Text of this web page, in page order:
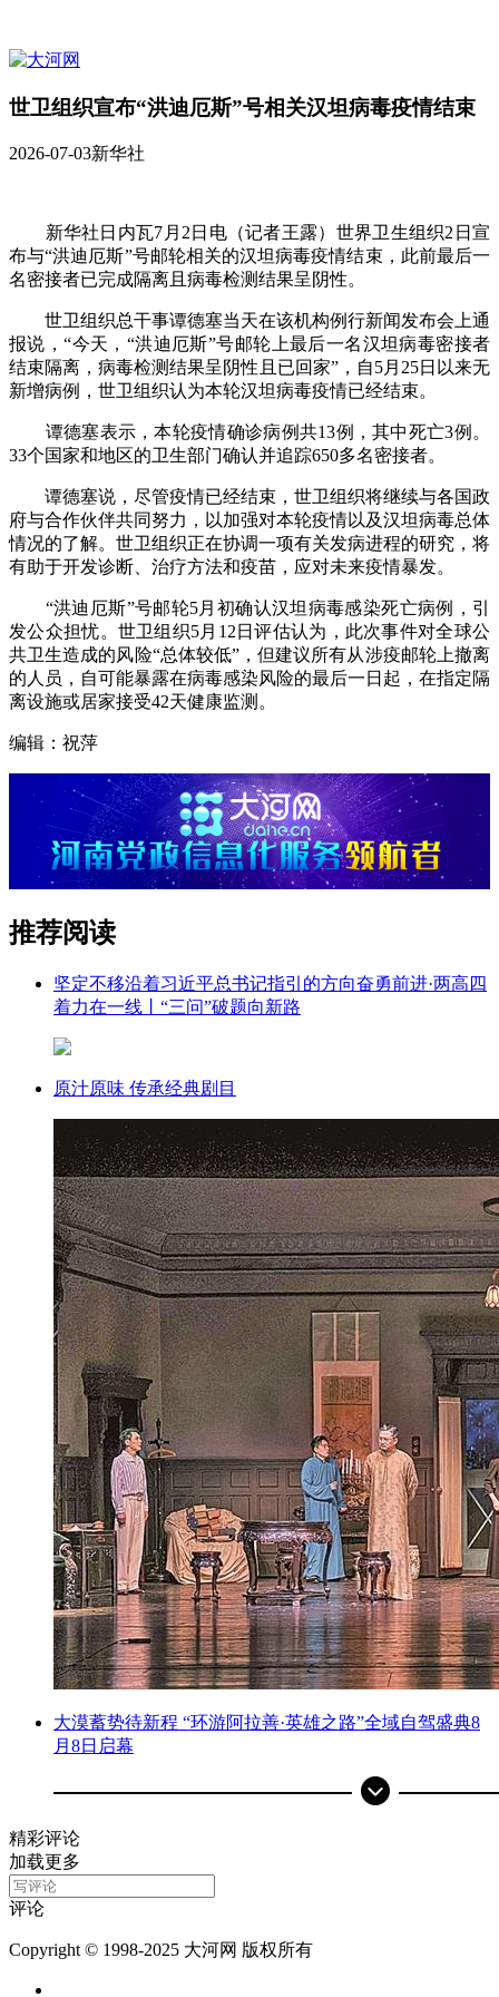
世卫组织宣布“洪迪厄斯”号相关汉坦病毒疫情结束
2026-07-03新华社
新华社日内瓦7月2日电（记者王露）世界卫生组织2日宣
布与“洪迪厄斯”号邮轮相关的汉坦病毒疫情结束，此前最后一
名密接者已完成隔离且病毒检测结果呈阴性。
世卫组织总干事谭德塞当天在该机构例行新闻发布会上通
报说，“今天，“洪迪厄斯”号邮轮上最后一名汉坦病毒密接者
结束隔离，病毒检测结果呈阴性且已回家”，自5月25日以来无
新增病例，世卫组织认为本轮汉坦病毒疫情已经结束。
谭德塞表示，本轮疫情确诊病例共13例，其中死亡3例。
33个国家和地区的卫生部门确认并追踪650多名密接者。
谭德塞说，尽管疫情已经结束，世卫组织将继续与各国政
府与合作伙伴共同努力，以加强对本轮疫情以及汉坦病毒总体
情况的了解。世卫组织正在协调一项有关发病进程的研究，将
有助于开发诊断、治疗方法和疫苗，应对未来疫情暴发。
“洪迪厄斯”号邮轮5月初确认汉坦病毒感染死亡病例，引
发公众担忧。世卫组织5月12日评估认为，此次事件对全球公
共卫生造成的风险“总体较低”，但建议所有从涉疫邮轮上撤离
的人员，自可能暴露在病毒感染风险的最后一日起，在指定隔
离设施或居家接受42天健康监测。
编辑：祝萍
推荐阅读
坚定不移沿着习近平总书记指引的方向奋勇前进·两高四
着力在一线丨“三问”破题向新路
原汁原味 传承经典剧目
大漠蓄势待新程 “环游阿拉善·英雄之路”全域自驾盛典8
月8日启幕
精彩评论
加载更多
评论
Copyright © 1998-2025 大河网 版权所有